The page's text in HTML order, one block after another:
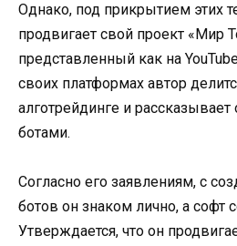
Однако, под прикрытием этих
продвигает свой проект «Мир
представленный как на
своих платформах автор
алготрейдинге и
ботами.
Согласно его заявлениям, с
ботов он знаком лично, а софт
Утверждается, что он